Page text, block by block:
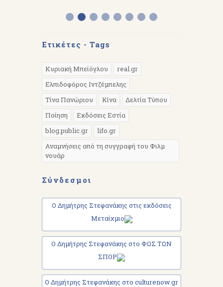
Ετικέτες - Tags
Κυριακή Μπεϊόγλου
real.gr
Ελπιδοφόρος Ιντζέμπελης
Τίνα Πανώριου
Κίνα
Δελτία Τύπου
Ποίηση
Εκδόσεις Εστία
blog.public.gr
lifo.gr
Αναμνήσεις από τη συγγραφή του Φιλμ
νουάρ
Σύνδεσμοι
Ο Δημήτρης Στεφανάκης στις εκδόσεις
Μεταίχμιο
Ο Δημήτρης Στεφανάκης στο ΦΩΣ ΤΩΝ
ΣΠΟΡ
Ο Δημήτρης Στεφανάκης στο culturenow.gr